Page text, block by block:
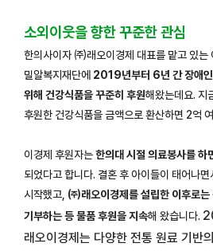
소외이웃을 향한 꾸준한 관심
한의사이자 ㈜래오이경제 대표를 맡고 있는
밀알복지재단에 2019년부터 6년 간 장애인
위해 건강식품을 꾸준히 후원해왔는데요. 지
후원한 건강식품을 금액으로 환산하면 2억
이경제 후원자는한의대 시절 의료봉사를 하
되었다고 합니다. 결혼 후 아이들이 태어나면
시작했고, ㈜래오이경제를 설립한 이후로는
기부하는 등 물품 후원을 지속해 왔습니다.
래오이경제는 다양한 전통 원료 기반